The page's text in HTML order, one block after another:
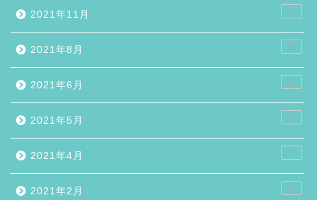
2021年11月 2
2021年8月 2
2021年6月 5
2021年5月 10
2021年4月 7
2021年2月 2